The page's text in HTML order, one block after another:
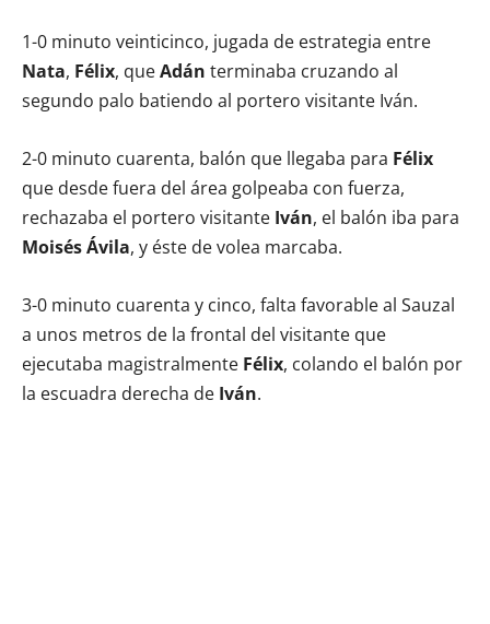
1-0 minuto veinticinco, jugada de estrategia entre
Nata, Félix, queAdán terminaba cruzando al
segundo palo batiendo al portero visitante Iván.
2-0 minuto cuarenta, balón que llegaba para Félix
que desde fuera del área golpeaba con fuerza,
rechazaba el portero visitante Iván, el balón iba para
Moisés Ávila, y éste de volea marcaba.
3-0 minuto cuarenta y cinco, falta favorable al Sauzal
a unos metros de la frontal del visitante que
ejecutaba magistralmente Félix, colando el balón por
la escuadra derecha de Iván.